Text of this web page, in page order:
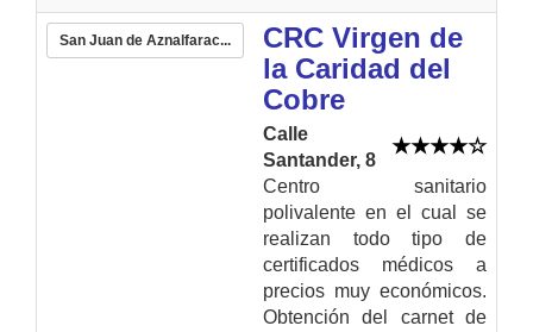
San Juan de Aznalfarac...
CRC Virgen de
la Caridad del
Cobre
Calle
Santander, 8
Centro sanitario
polivalente en el cual se
realizan todo tipo de
certificados médicos a
precios muy económicos.
Obtención del carnet de